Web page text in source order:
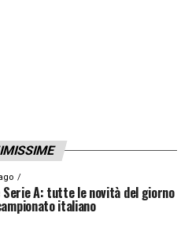
Serie A: tutte le novità del giorno
italiano